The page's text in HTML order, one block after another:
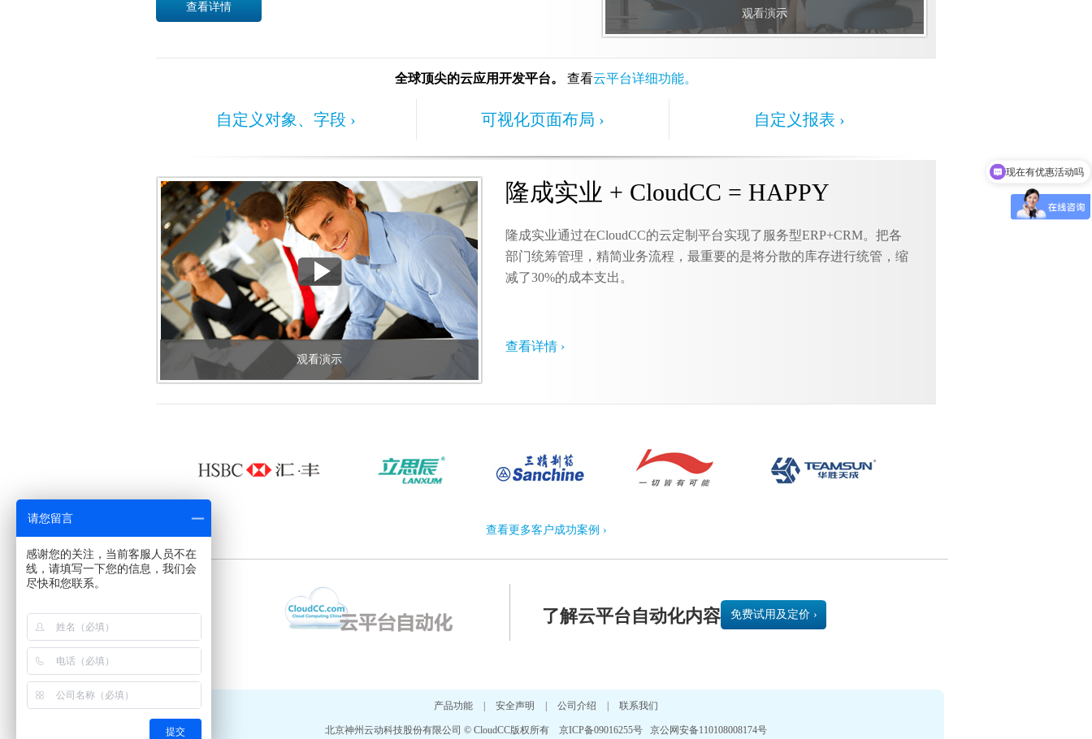
查看详情
观看演示
全球顶尖的云应用开发平台。 查看云平台详细功能。
自定义对象、字段 › 可视化页面布局 › 自定义报表 ›
隆成实业 + CloudCC = HAPPY
隆成实业通过在CloudCC的云定制平台实现了服务型ERP+CRM。把各
部门统筹管理，精简业务流程，最重要的是将分散的库存进行统管，缩
减了30%的成本支出。
查看详情 ›
观看演示
查看更多客户成功案例 ›
了解云平台自动化内容 免费试用及定价 ›
产品功能 安全声明 公司介绍 联系我们
北京神州云动科技股份有限公司 © CloudCC版权所有 京ICP备09016255号 京公网安备110108008174号
现在有优惠活动吗
请您留言
感谢您的关注，当前客服人员不在
线，请填写一下您的信息，我们会
尽快和您联系。
提交